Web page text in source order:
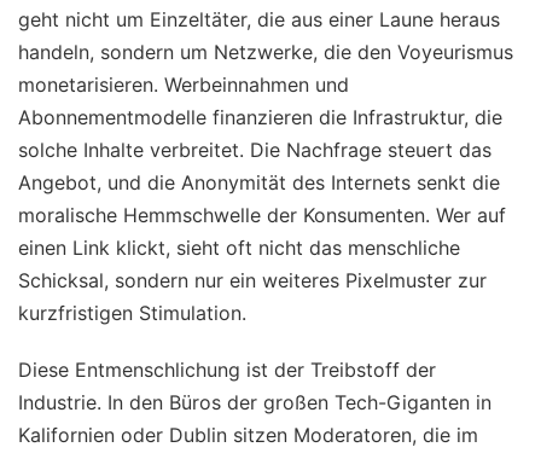
geht nicht um Einzeltäter, die aus einer Laune heraus
handeln, sondern um Netzwerke, die den Voyeurismus
monetarisieren. Werbeinnahmen und
Abonnementmodelle finanzieren die Infrastruktur, die
solche Inhalte verbreitet. Die Nachfrage steuert das
Angebot, und die Anonymität des Internets senkt die
moralische Hemmschwelle der Konsumenten. Wer auf
einen Link klickt, sieht oft nicht das menschliche
Schicksal, sondern nur ein weiteres Pixelmuster zur
kurzfristigen Stimulation.
Diese Entmenschlichung ist der Treibstoff der
Industrie. In den Büros der großen Tech-Giganten in
Kalifornien oder Dublin sitzen Moderatoren, die im